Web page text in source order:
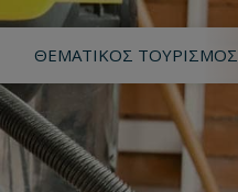
ΘΕΜΑΤΙΚΌΣ ΤΟΥΡΙΣΜΌΣ